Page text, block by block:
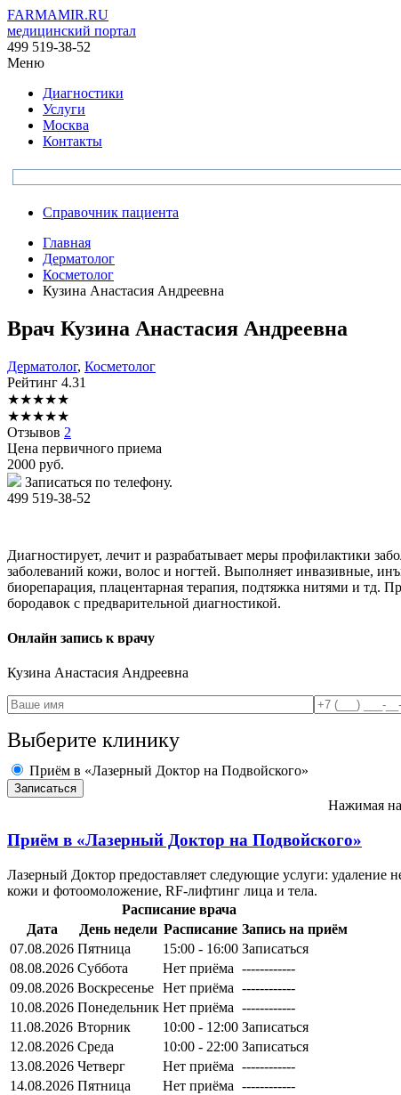
FARMAMIR.RU
медицинский портал
499 519-38-52
Меню
Диагностики
Услуги
Москва
Контакты
Справочник пациента
Главная
Дерматолог
Косметолог
Кузина Анастасия Андреевна
Врач Кузина Анастасия Андреевна
Дерматолог, Косметолог
Рейтинг 4.31
★★★★★
★★★★★
Отзывов 2
Цена первичного приема
2000 руб.
Записаться по телефону.
499 519-38-52
Диагностирует, лечит и разрабатывает меры профилактики
заболеваний кожи, волос и ногтей. Выполняет инвазивные,
биорепарация, плацентарная терапия, подтяжка нитями и тд.
бородавок с предварительной диагностикой.
Онлайн запись к врачу
Кузина Анастасия Андреевна
Выберите клинику
Приём в «Лазерный Доктор на Подвойского»
Нажимая
Приём в «Лазерный Доктор на Подвойского»
Лазерный Доктор предоставляет следующие услуги: удаление
кожи и фотоомоложение, RF-лифтинг лица и тела.
Расписание врача
Дата
День недели Расписание Запись на приём
07.08.2026 Пятница 15:00 - 16:00 Записаться
08.08.2026 Суббота Нет приёма ------------
09.08.2026 Воскресенье Нет приёма ------------
10.08.2026 Понедельник Нет приёма ------------
11.08.2026 Вторник 10:00 - 12:00 Записаться
12.08.2026 Среда 10:00 - 22:00 Записаться
13.08.2026 Четверг Нет приёма ------------
14.08.2026 Пятница Нет приёма ------------